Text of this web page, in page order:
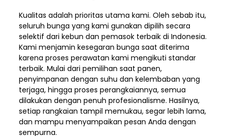
Kualitas adalah prioritas utama kami. Oleh sebab itu,
seluruh bunga yang kami gunakan dipilih secara
selektif dari kebun dan pemasok terbaik di Indonesia.
Kami menjamin kesegaran bunga saat diterima
karena proses perawatan kami mengikuti standar
terbaik. Mulai dari pemilihan saat panen,
penyimpanan dengan suhu dan kelembaban yang
terjaga, hingga proses perangkaiannya, semua
dilakukan dengan penuh profesionalisme. Hasilnya,
setiap rangkaian tampil memukau, segar lebih lama,
dan mampu menyampaikan pesan Anda dengan
sempurna.